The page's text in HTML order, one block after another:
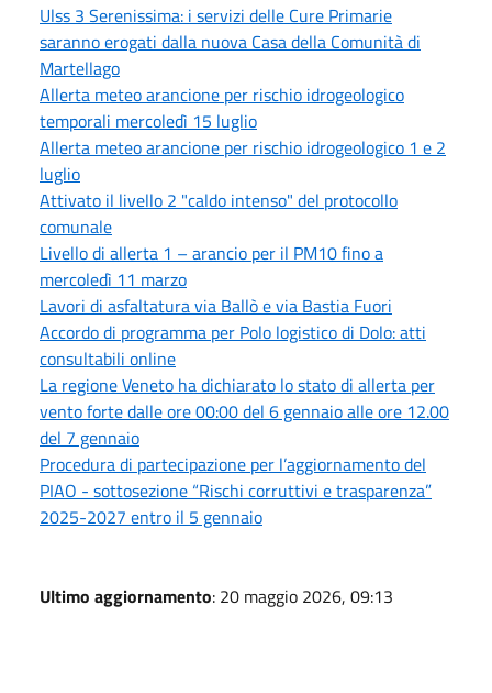
Ulss 3 Serenissima: i servizi delle Cure Primarie
saranno erogati dalla nuova Casa della Comunità di
Martellago
Allerta meteo arancione per rischio idrogeologico
temporali mercoledì 15 luglio
Allerta meteo arancione per rischio idrogeologico 1 e 2
luglio
Attivato il livello 2 "caldo intenso" del protocollo
comunale
Livello di allerta 1 – arancio per il PM10 fino a
mercoledì 11 marzo
Lavori di asfaltatura via Ballò e via Bastia Fuori
Accordo di programma per Polo logistico di Dolo: atti
consultabili online
La regione Veneto ha dichiarato lo stato di allerta per
vento forte dalle ore 00:00 del 6 gennaio alle ore 12.00
del 7 gennaio
Procedura di partecipazione per l’aggiornamento del
PIAO - sottosezione “Rischi corruttivi e trasparenza”
2025-2027 entro il 5 gennaio
Ultimo aggiornamento: 20 maggio 2026, 09:13